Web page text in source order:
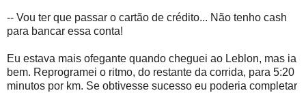
-- Vou ter que passar o cartão de crédito... Não tenho cash
para bancar essa conta!
Eu estava mais ofegante quando cheguei ao Leblon, mas ia
bem. Reprogramei o ritmo, do restante da corrida, para 5:20
minutos por km. Se obtivesse sucesso eu poderia completar